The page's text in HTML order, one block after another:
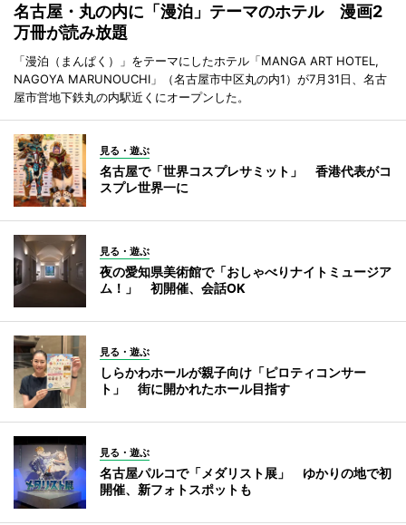
名古屋・丸の内に「漫泊」テーマのホテル 漫画2
万冊が読み放題
「漫泊（まんぱく）」をテーマにしたホテル「MANGA ART HOTEL,
NAGOYA MARUNOUCHI」（名古屋市中区丸の内1）が7月31日、名古
屋市営地下鉄丸の内駅近くにオープンした。
見る・遊ぶ
名古屋で「世界コスプレサミット」 香港代表がコ
スプレ世界一に
見る・遊ぶ
夜の愛知県美術館で「おしゃべりナイトミュージア
ム！」 初開催、会話OK
見る・遊ぶ
しらかわホールが親子向け「ピロティコンサー
ト」 街に開かれたホール目指す
見る・遊ぶ
名古屋パルコで「メダリスト展」 ゆかりの地で初
開催、新フォトスポットも